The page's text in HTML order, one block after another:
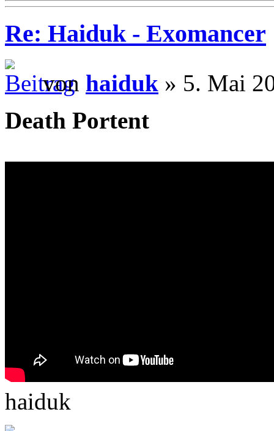
Re: Haiduk - Exomancer
von haiduk » 5. Mai
Death Portent
haiduk